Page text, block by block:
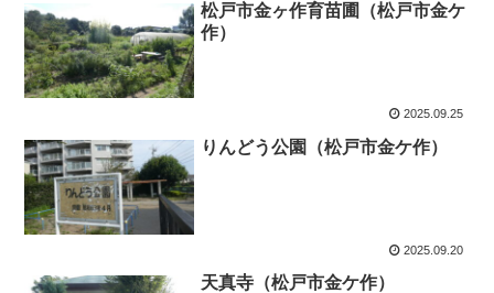
松戸市金ヶ作育苗圃（松戸市金ケ
作）
2025.09.25
りんどう公園（松戸市金ケ作）
2025.09.20
天真寺（松戸市金ケ作）